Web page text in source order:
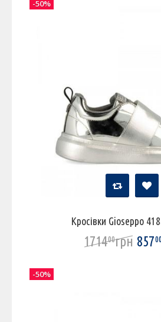
Кросівки Gioseppo
171400грн 85700
-50%
-50%